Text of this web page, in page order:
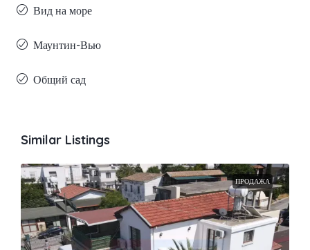
Вид на море
Маунтин-Вью
Общий сад
Similar Listings
ПРОДАЖА